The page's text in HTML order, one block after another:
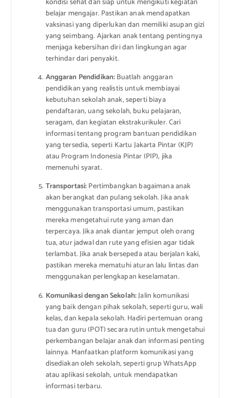
kondisi sehat dan siap untuk mengikuti kegiatan
belajar mengajar. Pastikan anak mendapatkan
vaksinasi yang diperlukan dan memiliki asupan gizi
yang seimbang. Ajarkan anak tentang pentingnya
menjaga kebersihan diri dan lingkungan agar
terhindar dari penyakit.
Anggaran Pendidikan:Buatlah anggaran
pendidikan yang realistis untuk membiayai
kebutuhan sekolah anak, seperti biaya
pendaftaran, uang sekolah, buku pelajaran,
seragam, dan kegiatan ekstrakurikuler. Cari
informasi tentang program bantuan pendidikan
yang tersedia, seperti Kartu Jakarta Pintar (KJP)
atau Program Indonesia Pintar (PIP), jika
memenuhi syarat.
Transportasi:Pertimbangkan bagaimana anak
akan berangkat dan pulang sekolah. Jika anak
menggunakan transportasi umum, pastikan
mereka mengetahui rute yang aman dan
terpercaya. Jika anak diantar jemput oleh orang
tua, atur jadwal dan rute yang efisien agar tidak
terlambat. Jika anak bersepeda atau berjalan kaki,
pastikan mereka mematuhi aturan lalu lintas dan
menggunakan perlengkapan keselamatan.
Komunikasi dengan Sekolah:Jalin komunikasi
yang baik dengan pihak sekolah, seperti guru, wali
kelas, dan kepala sekolah. Hadiri pertemuan orang
tua dan guru (POT) secara rutin untuk mengetahui
perkembangan belajar anak dan informasi penting
lainnya. Manfaatkan platform komunikasi yang
disediakan oleh sekolah, seperti grup WhatsApp
atau aplikasi sekolah, untuk mendapatkan
informasi terbaru.